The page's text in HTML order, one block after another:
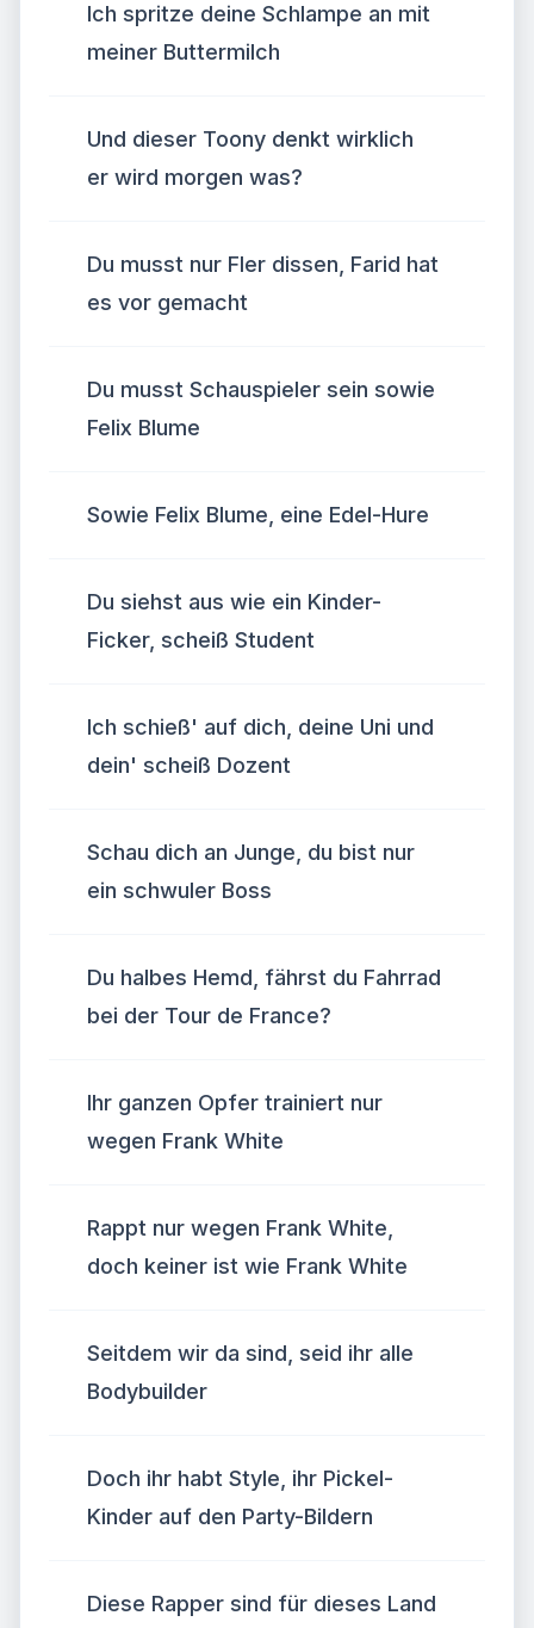
Ich spritze deine Schlampe an mit
meiner Buttermilch
Und dieser Toony denkt wirklich
er wird morgen was?
Du musst nur Fler dissen, Farid hat
es vor gemacht
Du musst Schauspieler sein sowie
Felix Blume
Sowie Felix Blume, eine Edel-Hure
Du siehst aus wie ein Kinder-
Ficker, scheiß Student
Ich schieß' auf dich, deine Uni und
dein' scheiß Dozent
Schau dich an Junge, du bist nur
ein schwuler Boss
Du halbes Hemd, fährst du Fahrrad
bei der Tour de France?
Ihr ganzen Opfer trainiert nur
wegen Frank White
Rappt nur wegen Frank White,
doch keiner ist wie Frank White
Seitdem wir da sind, seid ihr alle
Bodybuilder
Doch ihr habt Style, ihr Pickel-
Kinder auf den Party-Bildern
Diese Rapper sind für dieses Land